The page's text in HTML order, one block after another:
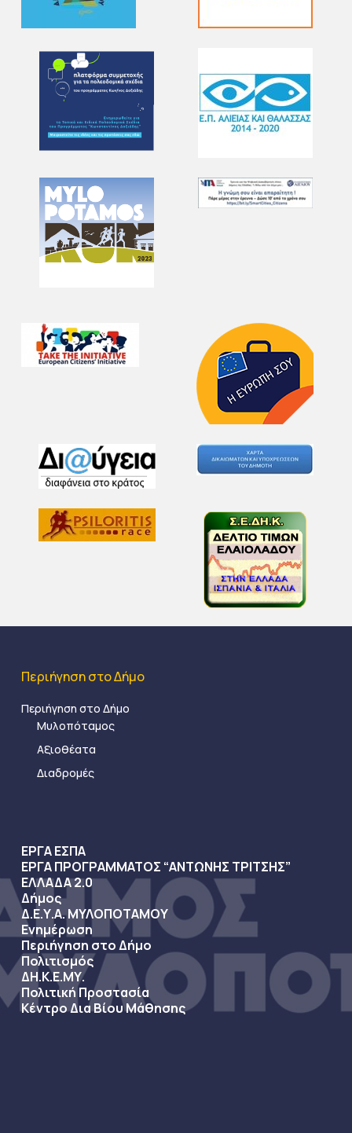
Περιήγηση στο Δήμο
Περιήγηση στο Δήμο
Μυλοπόταμος
Αξιοθέατα
Διαδρομές
ΕΡΓΑ ΕΣΠΑ
ΕΡΓΑ ΠΡΟΓΡΑΜΜΑΤΟΣ “ΑΝΤΩΝΗΣ ΤΡΙΤΣΗΣ”
ΕΛΛΑΔΑ 2.0
Δήμος
Δ.Ε.Υ.Α. ΜΥΛΟΠΟΤΑΜΟΥ
Ενημέρωση
Περιήγηση στο Δήμο
Πολιτισμός
ΔΗ.Κ.Ε.ΜΥ.
Πολιτική Προστασία
Κέντρο Δια Βίου Μάθησης